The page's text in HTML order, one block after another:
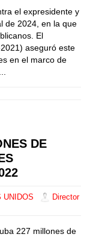
el expresidente y
de 2024, en la que
El
aseguró este
en el marco de
DE
UNIDOS
Director
227 millones de